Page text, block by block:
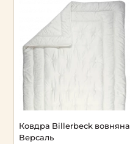
Ковдра Billerbeck вовняна
Версаль